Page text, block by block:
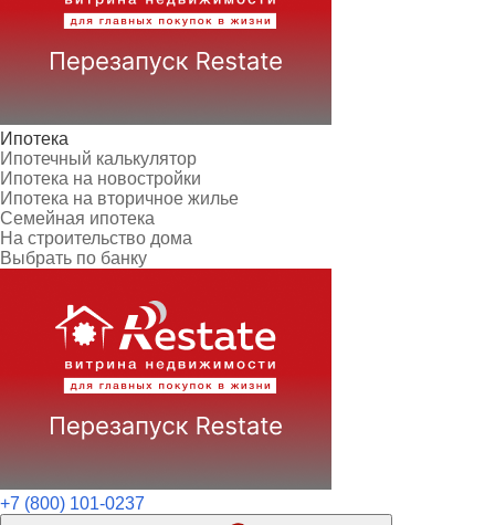
Ипотека
Ипотечный калькулятор
Ипотека на новостройки
Ипотека на вторичное жилье
Семейная ипотека
На строительство дома
Выбрать по банку
+7 (800) 101-0237